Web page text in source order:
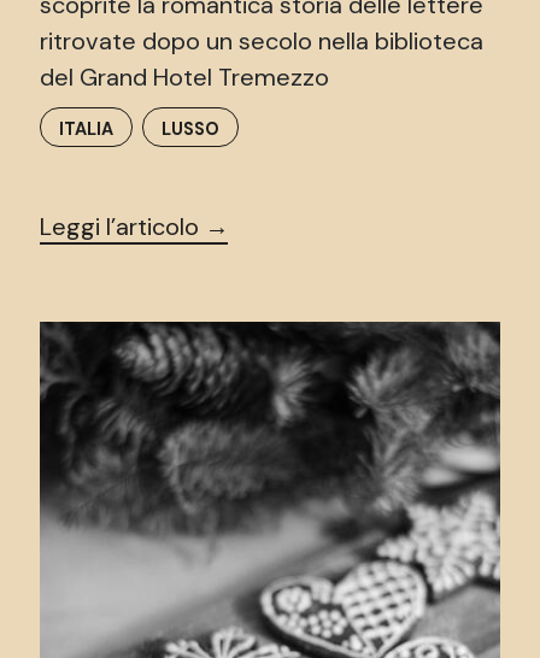
ritrovate dopo un secolo nella biblioteca
del Grand Hotel Tremezzo
ITALIA LUSSO
Leggi l’articolo →